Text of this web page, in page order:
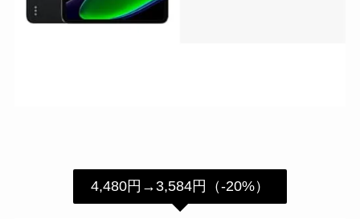
4,480円→3,584円（-20%）